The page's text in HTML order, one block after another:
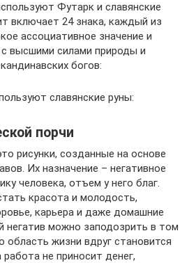
Футарк и славянские
включает 24 знака, каждый из
ассоциативное значение и
высшими силами природы и
богов:
славянские руны:
порчи
рисунки, созданные на основе
Их назначение – негативное
человека, отъем у него благ.
красота и молодость,
карьера и даже домашние
негатив можно заподозрить в том
область жизни вдруг становится
работа не приносит денег,